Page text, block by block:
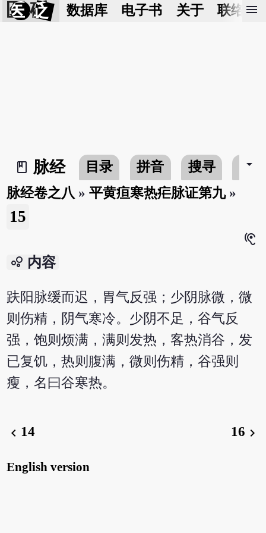
医 砭 数据库 电子书 关于 联络我
menu
book_2
脉经 目录 拼音 搜寻 书介
arrow_drop_down
脉经卷之八 »平黄疸寒热疟脉证第九»
15
hearing
bubble_chart 内容
趺阳脉缓而迟，胃气反强；少阴脉微，微
则伤精，阴气寒冷。少阴不足，谷气反
强，饱则烦满，满则发热，客热消谷，发
已复饥，热则腹满，微则伤精，谷强则
瘦，名曰谷寒热。
chevron_left 14 16 chevron_right
English version